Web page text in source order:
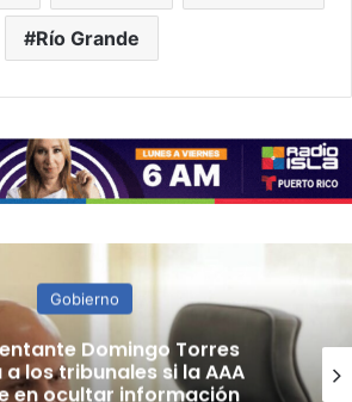
Río Grande
Gobierno
confirma que
escala salarial sería